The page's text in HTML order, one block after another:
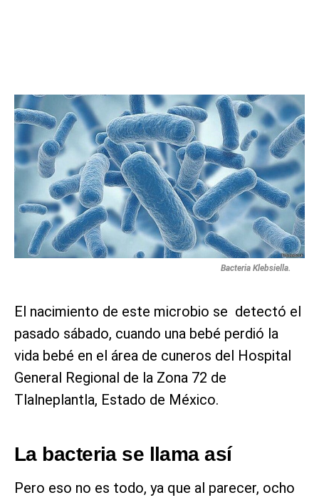
Bacteria Klebsiella.
El nacimiento de este microbio se detectó el
pasado sábado, cuando una bebé perdió la
vida bebé en el área de cuneros del Hospital
General Regional de la Zona 72 de
Tlalneplantla, Estado de México.
La bacteria se llama así
Pero eso no es todo, ya que al parecer, ocho